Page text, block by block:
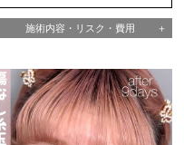
施術内容・リスク・費用